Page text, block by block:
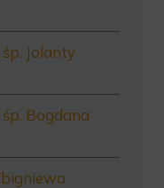
Jolanty
Bogdana